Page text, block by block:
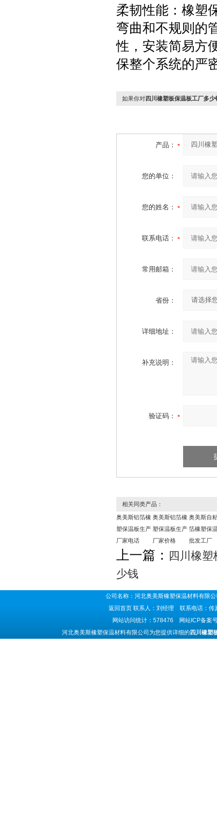
柔韧性能：橡塑
弯曲和不规则的
性，安装简易方
保整个系统的严
如果你对四川橡塑板保温板工厂多少
产品：
您的单位：
您的姓名：
联系电话：
常用邮箱：
省份：
详细地址：
补充说明：
验证码：
相关同类产品：
奥美斯铝箔橡
塑保温板生产
厂家电话
奥美斯铝箔橡
塑保温板生产
厂家价格
奥美斯自
箔橡塑保
批发工厂
上一篇： 四川橡塑
少钱
公司名称：河北奥美斯橡塑保温材料有
返回首页 联系人：刘经理 联系电话：
网站访问统计：578476 网站ICP备案
河北奥美斯橡塑保温材料有限公司为您提供详细的 四川橡塑